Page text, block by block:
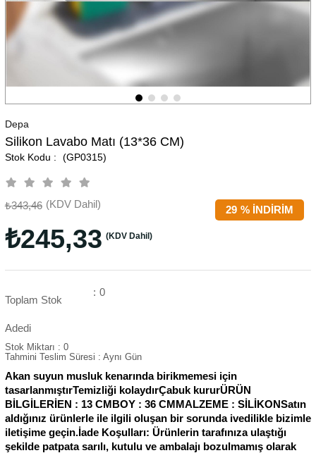
Depa
Silikon Lavabo Matı (13*36 CM)
(GP0315)
%
29 İNDIRIM
₺343,46 (KDV Dahil)
₺245,33 (KDV Dahil)
Toplam Stok
Adedi
: 0
Stok Miktarı : 0
Tahmini Teslim Süresi : Aynı Gün
Akan suyun musluk kenarında birikmemesi için
tasarlanmıştırTemizliği kolaydırÇabuk kururÜRÜN
BİLGİLERİEN : 13 CMBOY : 36 CMMALZEME : SİLİKONSatın
aldığınız ürünlerle ile ilgili oluşan bir sorunda ivedilikle bizimle
iletişime geçin.İade Koşulları: Ürünlerin tarafınıza ulaştığı
şekilde patpata sarılı, kutulu ve ambalajı bozulmamış olarak